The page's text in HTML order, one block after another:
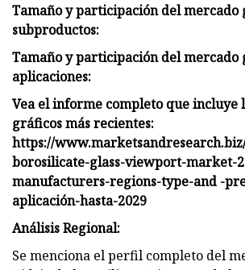
Tamaño y participación del mercado
subproductos:
Tamaño y participación del mercado
aplicaciones:
Vea el informe completo que incluye
gráficos más recientes:
https://
borosilicate-glass-viewport-market-
manufacturers-regions-type-and -
aplicación-hasta-2029
Análisis Regional:
Se menciona el perfil completo del